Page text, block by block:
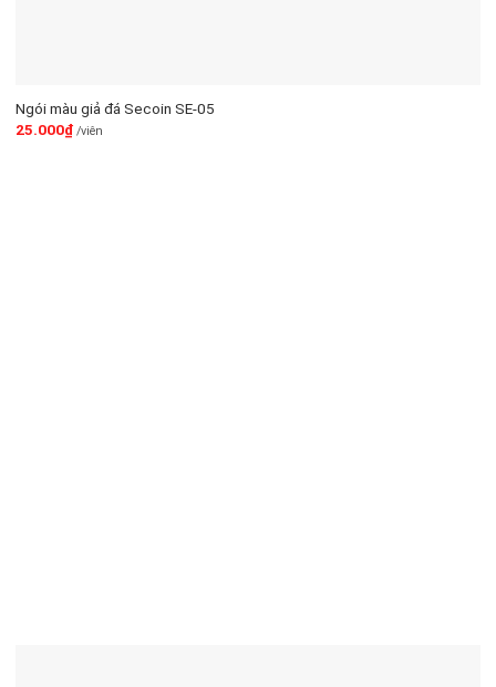
Ngói màu giả đá Secoin SE-05
25.000₫/viên